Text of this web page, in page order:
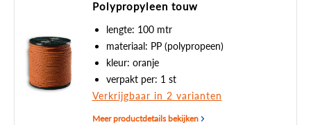
Polypropyleen touw
lengte: 100 mtr
materiaal: PP (polypropeen)
kleur: oranje
verpakt per: 1 st
Verkrijgbaar in 2 varianten
Meer productdetails bekijken